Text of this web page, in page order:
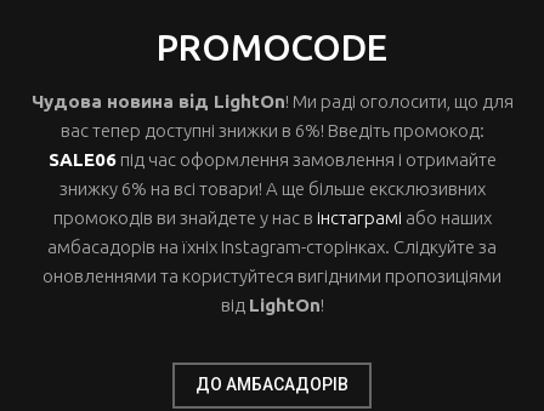
PROMOCODE
Чудова новина від LightOn! Ми раді оголосити, що для
вас тепер доступні знижки в 6%! Введіть промокод:
SALE06під час оформлення замовлення і отримайте
знижку 6% на всі товари! А ще більше ексклюзивних
промокодів ви знайдете у нас в інстаграмі або наших
амбасадорів на їхніх Instagram-сторінках. Слідкуйте за
оновленнями та користуйтеся вигідними пропозиціями
від LightOn!
ДО АМБАСАДОРІВ